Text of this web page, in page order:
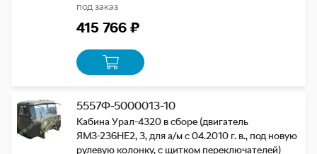
под заказ
415 766 ₽
5557Ф-5000013-10
Кабина Урал-4320 в сборе (двигатель
ЯМЗ-236НЕ2, 3, для а/м с 04.2010 г. в., под новую
рулевую колонку, с щитком переключателей)